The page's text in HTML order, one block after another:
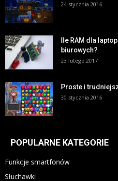
24 stycznia 2016
Ile RAM dla
biurowych?
23 lutego 2017
Proste i
30 stycznia 2016
POPULARNE KATEGORIE
Funkcje smartfonów
Słuchawki